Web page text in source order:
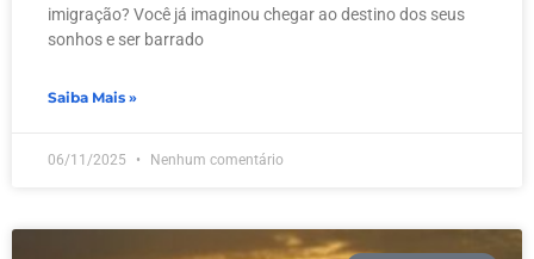
imigração? Você já imaginou chegar ao destino dos seus
sonhos e ser barrado
Saiba Mais »
06/11/2025 Nenhum comentário